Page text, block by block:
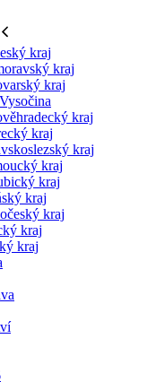
kraj
kraj
kraj
kraj
kraj
kraj
kraj
kraj
kraj
kraj
kraj
kraj